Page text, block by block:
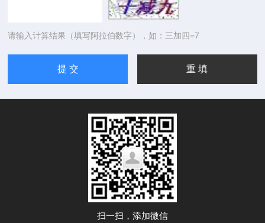
请输入计算结果（填写阿拉伯数字），如：三加四=7
扫一扫，添加微信